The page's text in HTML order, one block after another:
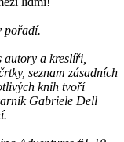
pořadí.
autory a kreslíři,
seznam zásadních
knih tvoří
Gabriele Dell